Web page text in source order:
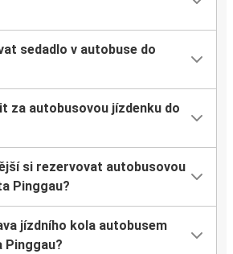
sedadlo v autobuse do
za autobusovou jízdenku do
si rezervovat autobusovou
Pinggau?
jízdního kola autobusem
Pinggau?